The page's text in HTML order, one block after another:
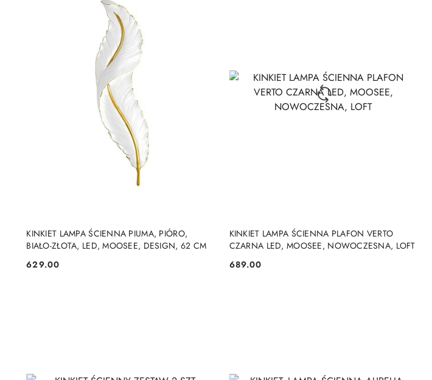
KINKIET LAMPA ŚCIENNA PIUMA, PIÓRO,
BIAŁO-ZŁOTA, LED, MOOSEE, DESIGN, 62 CM
Cena:
629.00
DO KOSZYKA
KINKIET LAMPA ŚCIENNA PLAFON VERTO
CZARNA LED, MOOSEE, NOWOCZESNA, LOFT
Cena:
689.00
DO KOSZYKA